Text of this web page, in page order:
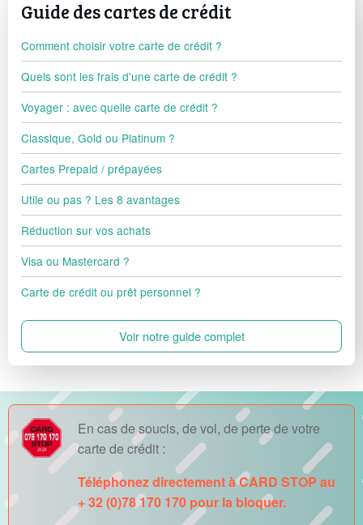
Guide des cartes de crédit
Comment choisir votre carte de crédit ?
Quels sont les frais d'une carte de crédit ?
Voyager : avec quelle carte de crédit ?
Classique, Gold ou Platinum ?
Cartes Prepaid / prépayées
Utile ou pas ? Les 8 avantages
Réduction sur vos achats
Visa ou Mastercard ?
Carte de crédit ou prêt personnel ?
Voir notre guide complet
En cas de soucis, de vol, de perte de votre
carte de crédit :
Téléphonez directement à CARD STOP au
+ 32 (0)78 170 170 pour la bloquer.